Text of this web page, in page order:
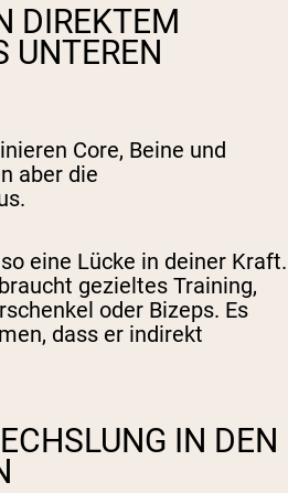
DIREKTEM
UNTEREN
Core, Beine und
aber die
eine Lücke in deiner Kraft.
gezieltes Training,
oder Bizeps. Es
dass er indirekt
IN DEN